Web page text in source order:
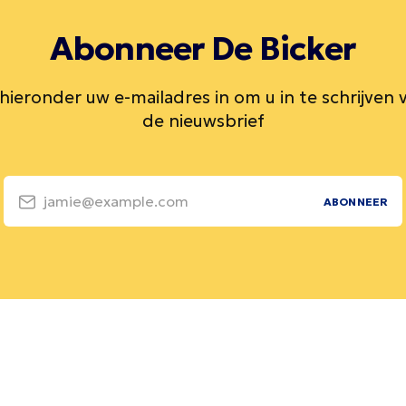
Abonneer De Bicker
uw e-mailadres in om u in te schrijven
de nieuwsbrief
jamie@example.com ABONNEER